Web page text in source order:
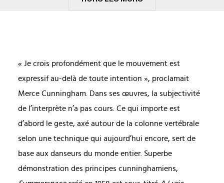
« Je crois profondément que le mouvement est
expressif au-delà de toute intention », proclamait
Merce Cunningham. Dans ses œuvres, la subjectivité
de l’interprète n’a pas cours. Ce qui importe est
d’abord le geste, axé autour de la colonne vertébrale
selon une technique qui aujourd’hui encore, sert de
base aux danseurs du monde entier. Superbe
démonstration des principes cunninghamiens,